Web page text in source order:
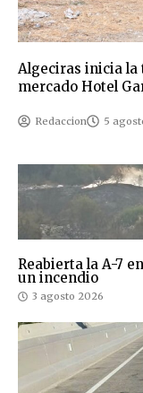
Algeciras inicia
mercado Hotel
Redaccion 5
Reabierta la A-7
un incendio
3 agosto 2026